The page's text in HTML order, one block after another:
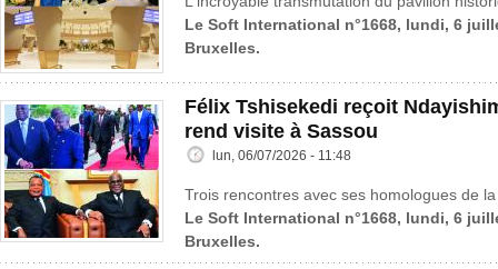
Le Soft International n°1668, lundi, 6
Bruxelles.
Félix Tshisekedi reçoit
rend visite à Sassou
lun, 06/07/2026 - 11:48
Trois rencontres avec ses homologues de
Le Soft International n°1668, lundi, 6
Bruxelles.